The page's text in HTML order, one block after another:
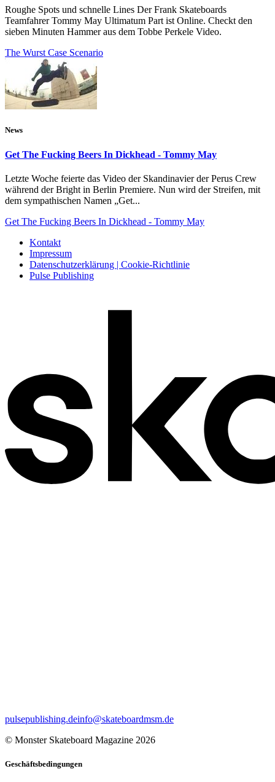
Roughe Spots und schnelle Lines Der Frank Skateboards
Teamfahrer Tommy May Ultimatum Part ist Online. Checkt den
sieben Minuten Hammer aus dem Tobbe Perkele Video.
The Wurst Case Scenario
News
Get The Fucking Beers In Dickhead - Tommy May
Letzte Woche feierte das Video der Skandinavier der Perus Crew
während der Bright in Berlin Premiere. Nun wird der Streifen, mit
dem sympathischen Namen „Get...
Get The Fucking Beers In Dickhead - Tommy May
Kontakt
Impressum
Datenschutzerklärung | Cookie-Richtlinie
Pulse Publishing
pulsepublishing.deinfo@skateboardmsm.de
© Monster Skateboard Magazine 2026
Geschäftsbedingungen